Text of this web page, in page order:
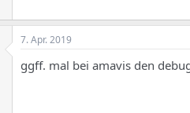
7. Apr. 2019
ggff. mal bei amavis den